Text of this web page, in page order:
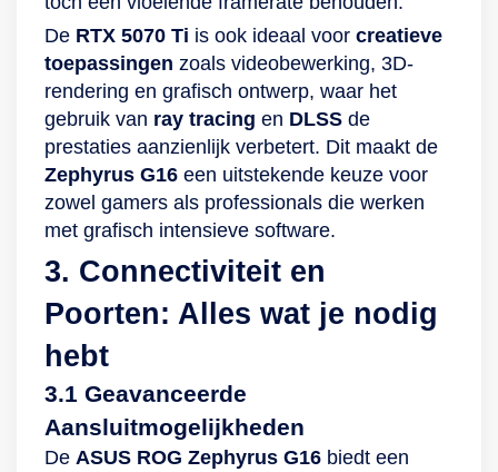
De RTX 5070 Ti is ook ideaal voor creatieve
toepassingen zoals videobewerking, 3D-
rendering en grafisch ontwerp, waar het
gebruik van ray tracing en DLSS de
prestaties aanzienlijk verbetert. Dit maakt de
Zephyrus G16 een uitstekende keuze voor
zowel gamers als professionals die werken
met grafisch intensieve software.
3. Connectiviteit en
Poorten: Alles wat je nodig
hebt
3.1 Geavanceerde
Aansluitmogelijkheden
De ASUS ROG Zephyrus G16 biedt een